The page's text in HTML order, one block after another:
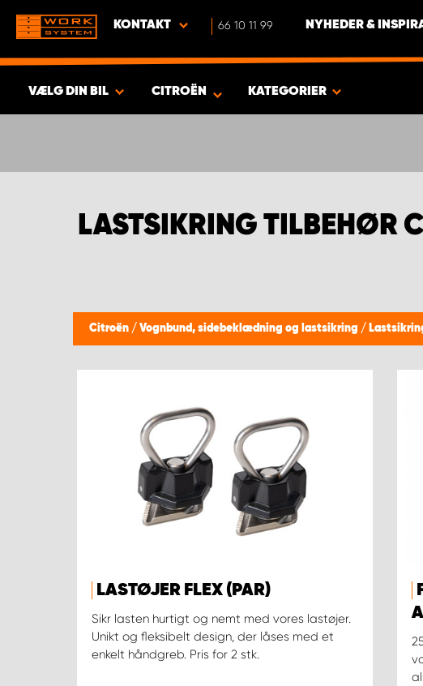
KONTAKT 66 10 11 99 NYHEDER &
VÆLG DIN BIL CITROËN KATEGORIER
LASTSIKRING TILBEHØR
Citroën / Vognbund, sidebeklædning og lastsikring /
LASTØJER FLEX (PAR)
Sikr lasten hurtigt og nemt med vores lastøjer.
Unikt og fleksibelt design, der låses med et
enkelt håndgreb. Pris for 2 stk.